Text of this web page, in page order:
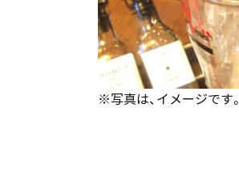
※写真は、イメージです。